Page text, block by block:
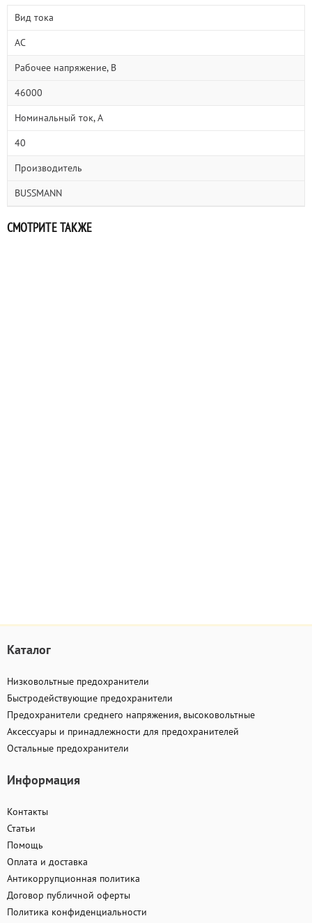
Вид тока
AC
Рабочее напряжение, В
46000
Номинальный ток, А
40
Производитель
BUSSMANN
СМОТРИТЕ ТАКЖЕ
Каталог
Низковольтные предохранители
Быстродействующие предохранители
Предохранители среднего напряжения, высоковольтные
Аксессуары и принадлежности для предохранителей
Остальные предохранители
Информация
Контакты
Статьи
Помощь
Оплата и доставка
Антикоррупционная политика
Договор публичной оферты
Политика конфиденциальности